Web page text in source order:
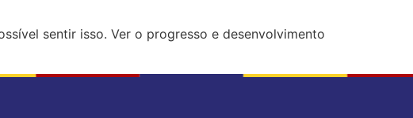
sentir isso. Ver o progresso e desenvolvimento